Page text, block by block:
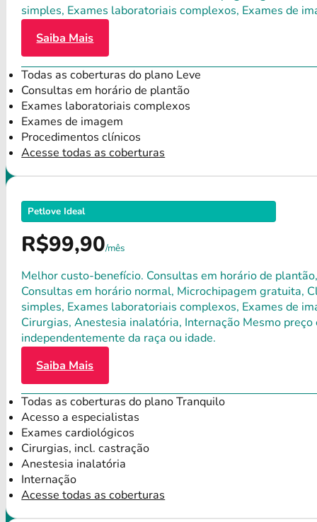
simples, Exames laboratoriais complexos, Exames de
Saiba Mais
Todas as coberturas do plano Leve
Consultas em horário de plantão
Exames laboratoriais complexos
Exames de imagem
Procedimentos clínicos
Acesse todas as coberturas
Petlove Ideal
R$99,90/mês
Melhor custo-benefício. Consultas em horário de
Consultas em horário normal, Microchipagem gratuita,
simples, Exames laboratoriais complexos, Exames de
Cirurgias, Anestesia inalatória, Internação Mesmo
independentemente da raça ou idade.
Saiba Mais
Todas as coberturas do plano Tranquilo
Acesso a especialistas
Exames cardiológicos
Cirurgias, incl. castração
Anestesia inalatória
Internação
Acesse todas as coberturas